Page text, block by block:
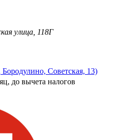
улица, 118Г
Советская, 13)
до вычета налогов